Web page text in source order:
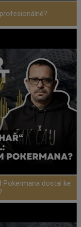
Pokermana dostal ke